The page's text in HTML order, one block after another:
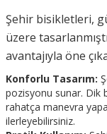
Şehir bisikletleri,
üzere
avantajıyla öne
Konforlu Tasarım:
pozisyonu sunar. Dik
rahatça manevra
ilerleyebilirsiniz.